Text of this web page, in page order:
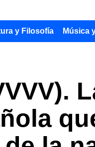
y Filosofía Música